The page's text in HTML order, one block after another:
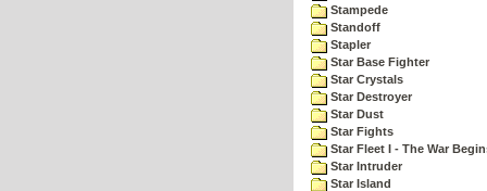
Stampede
Standoff
Stapler
Star Base Fighter
Star Crystals
Star Destroyer
Star Dust
Star Fights
Star Fleet I - The War
Star Intruder
Star Island